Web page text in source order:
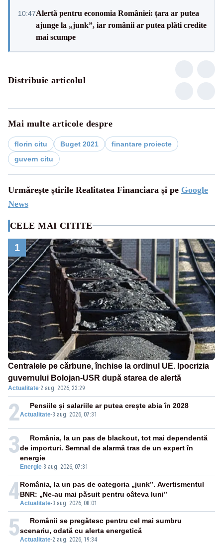
10:47Alertă pentru economia României: țara ar putea
ajunge la „junk”, iar românii ar putea plăti credite
mai scumpe
Distribuie articolul
Mai multe articole despre
florin citu Buget 2021
finantare proiecte
guvern citu
Urmărește știrile Realitatea Financiara și pe Google
News
CELE MAI CITITE
1
Centralele pe cărbune, închise la ordinul UE. Ipocrizia
guvernului Bolojan-USR după starea de alertă
Actualitate·2 aug. 2026, 23:29
2Actualitate-3 aug. 2026, 07:31
Pensiile și salariile ar putea crește abia în 2028
3
Energie-3 aug. 2026, 07:31
România, la un pas de blackout, tot mai dependentă
de importuri. Semnal de alarmă tras de un expert în
energie
4Actualitate-3 aug. 2026, 08:01
România, la un pas de categoria „junk”. Avertismentul
BNR: „Ne-au mai păsuit pentru câteva luni”
5Actualitate-2 aug. 2026, 19:34
Românii se pregătesc pentru cel mai sumbru
scenariu, odată cu alerta energetică